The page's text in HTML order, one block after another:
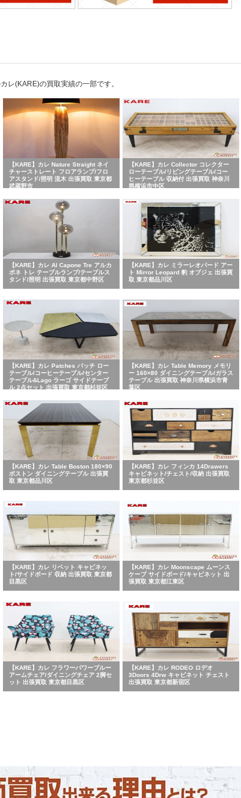
レ(KARE)の買取実績の一部です。
【KARE】カレ Nature Straight ネイ
チャーストレート フロアランプ/フロ
アスタンド/照明 流木 出張買取 東京都
武蔵野市
【KARE】カレ Collector コレクター
ローテーブル/リビングテーブル/コー
ヒーテーブル 収納付 出張買取 神奈川
県横浜市中区
【KARE】カレ Al Capone Tre アルカ
ポネ トレ テーブルランプ/テーブルス
タンド/照明 出張買取 東京都中野区
【KARE】カレ ミラーレオパード アー
ト Mirror Leopard 豹 オブジェ 出張買
取 東京都品川区
【KARE】カレ Patches パッチ ロー
テーブル/コーヒーテーブル/センター
テーブル&Lago ラーゴ サイドテーブ
ル 2点セット 出張買取 東京都杉並区
【KARE】カレ Table Memory メモリ
ー 160×80 ダイニングテーブル/ガラス
テーブル 出張買取 神奈川県横浜市青
葉区
【KARE】カレ Table Boston 180×90
ボストン ダイニングテーブル 出張買
取 東京都品川区
【KARE】カレ フィンカ 14Drawers
キャビネット/チェスト/収納 出張買取
東京都杉並区
【KARE】カレ リベット キャビネッ
ト/サイドボード 収納 出張買取 東京都
目黒区
【KARE】カレ Moonscape ムーンス
ケープ サイドボード/キャビネット 出
張買取 東京都江東区
【KARE】カレ フラワーパワーブルー
アームチェア/ダイニングチェア 2脚セ
ット 出張買取 東京都目黒区
【KARE】カレ RODEO ロデオ
3Doors 4Drw キャビネット チェスト
出張買取 東京都新宿区